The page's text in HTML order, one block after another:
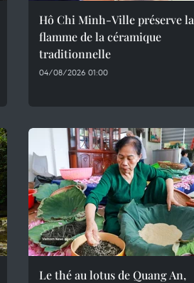
Hô Chi Minh-Ville préserve la
flamme de la céramique
traditionnelle
04/08/2026 01:00
Le thé au lotus de Quang An,